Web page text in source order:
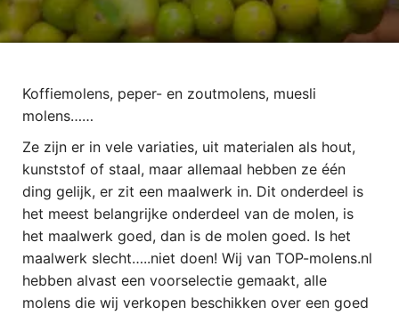
Koffiemolens, peper- en zoutmolens, muesli
molens……
Ze zijn er in vele variaties, uit materialen als hout,
kunststof of staal, maar allemaal hebben ze één
ding gelijk, er zit een maalwerk in. Dit onderdeel is
het meest belangrijke onderdeel van de molen, is
het maalwerk goed, dan is de molen goed. Is het
maalwerk slecht…..niet doen! Wij van TOP-molens.nl
hebben alvast een voorselectie gemaakt, alle
molens die wij verkopen beschikken over een goed